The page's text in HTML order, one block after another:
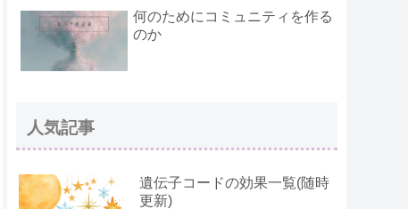
何のためにコミュニティを作る
のか
人気記事
遺伝子コードの効果一覧(随時
更新)